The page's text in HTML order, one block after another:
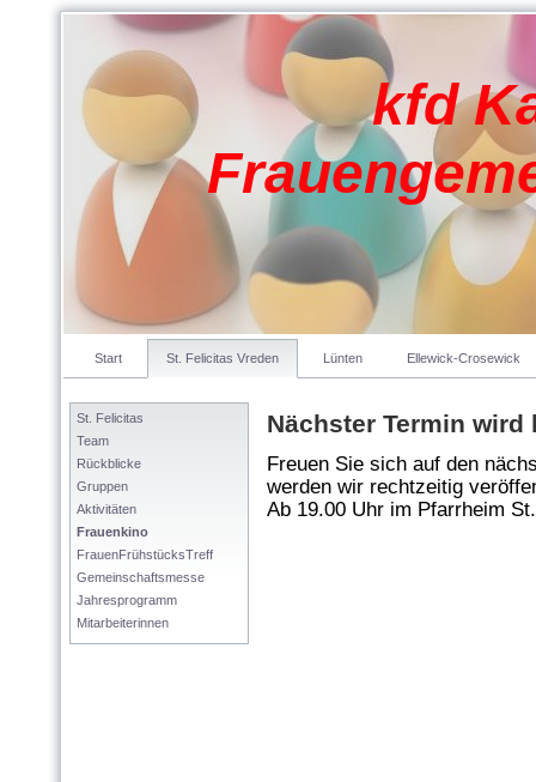
kfd
Start St. Felicitas Vreden Lünten Ellewick-Crosewick
St. Felicitas
Team
Rückblicke
Gruppen
Aktivitäten
Frauenkino
FrauenFrühstücksTreff
Gemeinschaftsmesse
Jahresprogramm
Mitarbeiterinnen
Nächster Termin wird
Freuen Sie sich auf den
werden wir rechtzeitig
Ab 19.00 Uhr im Pfarrheim